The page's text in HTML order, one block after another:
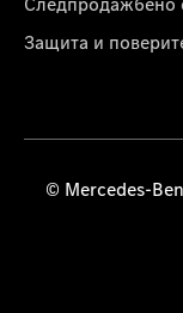
Защита и
© Mercedes-